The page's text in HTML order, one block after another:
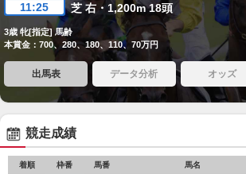
11:25 芝 右・1,200m 18頭
3歳 牝[指定] 馬齢
本賞金：700、280、180、110、70万円
出馬表 データ分析 オッズ
競走成績
着順 枠番 馬番 馬名